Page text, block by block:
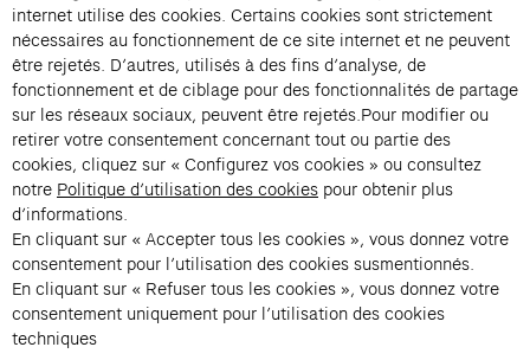
Presse
Privatisations
Changer de langue 
Inscription à la newsletter
→
En vous inscrivant à notre newsletter, vous acceptez notre politique de
confidentialité.
Instagram (s’ouvre dans un nouvel onglet)
Facebook (s’ouvre dans un nouvel onglet)
Pinterest (s’ouvre dans un nouvel onglet)
Youtube (s’ouvre dans un nouvel onglet)
Spotify (s’ouvre dans un nouvel onglet)
LinkedIn (s’ouvre dans un nouvel onglet)
Google Arts & Culture (s’ouvre dans un
Fondation Cartier pour l’art
internet utilise des cookies. Certains cookies sont strictement
nécessaires au fonctionnement de ce site internet et ne peuvent
être rejetés. D’autres, utilisés à des fins d’analyse, de
fonctionnement et de ciblage pour des fonctionnalités de partage
sur les réseaux sociaux, peuvent être rejetés.Pour modifier ou
retirer votre consentement concernant tout ou partie des
cookies, cliquez sur « Configurez vos cookies » ou consultez
notre Politique d’utilisation des cookies pour obtenir plus
d’informations.
En cliquant sur « Accepter tous les cookies », vous donnez votre
consentement pour l’utilisation des cookies susmentionnés.
En cliquant sur « Refuser tous les cookies », vous donnez votre
consentement uniquement pour l’utilisation des cookies
techniques